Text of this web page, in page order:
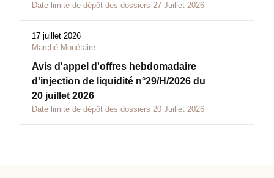
Date limite de dépôt des dossiers 27 Juillet 2026
17 juillet 2026
Marché Monétaire
Avis d'appel d'offres hebdomadaire
d'injection de liquidité n°29/H/2026 du
20 juillet 2026
Date limite de dépôt des dossiers 20 Juillet 2026